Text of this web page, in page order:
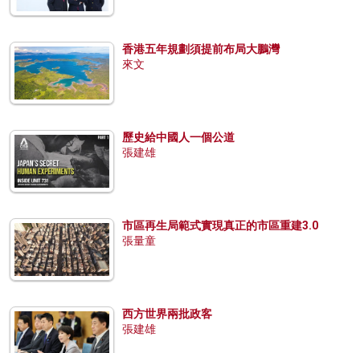
香港五年規劃須提前布局大鵬灣
來文
歷史給中國人一個公道
張建雄
市區再生局範式實現真正的市區重建3.0
張量童
西方世界兩批政客
張建雄